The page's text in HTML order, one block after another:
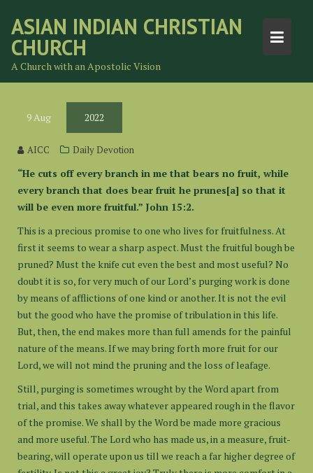
content
ASIAN INDIAN CHRISTIAN
CHURCH
A Church with an Apostolic Vision
9Aug 2022
AICC Daily Devotion
“He cuts off every branch in me that bears no fruit, while
every branch that does bear fruit he prunes[a] so that it
will be even more fruitful.” John 15:2.
This is a precious promise to one who lives for fruitfulness. At
first it seems to wear a sharp aspect. Must the fruitful bough be
pruned? Must the knife cut even the best and most useful? No
doubt it is so, for very much of our Lord’s purging work is done
by means of afflictions of one kind or another. It is not the evil
but the good who have the promise of tribulation in this life.
But, then, the end makes more than full amends for the painful
nature of the means. If we may bring forth more fruit for our
Lord, we will not mind the pruning and the loss of leafage.
Still, purging is sometimes wrought by the Word apart from
trial, and this takes away whatever appeared rough in the flavor
of the promise. We shall by the Word be made more gracious
and more useful. The Lord who has made us, in a measure, fruit-
bearing, will operate upon us till we reach a far higher degree of